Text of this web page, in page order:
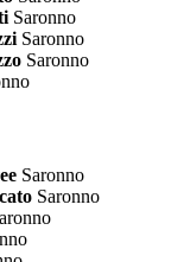
Saronno
Saronno
Saronno
Saronno
Saronno